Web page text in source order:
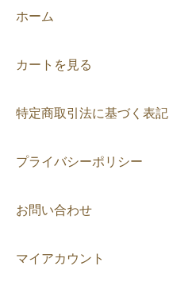
ホーム
カートを見る
特定商取引法に基づく表記
プライバシーポリシー
お問い合わせ
マイアカウント